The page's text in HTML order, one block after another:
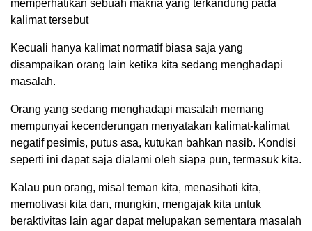
memperhatikan sebuah makna yang terkandung pada
kalimat tersebut
Kecuali hanya kalimat normatif biasa saja yang
disampaikan orang lain ketika kita sedang menghadapi
masalah.
Orang yang sedang menghadapi masalah memang
mempunyai kecenderungan menyatakan kalimat-kalimat
negatif pesimis, putus asa, kutukan bahkan nasib. Kondisi
seperti ini dapat saja dialami oleh siapa pun, termasuk kita.
Kalau pun orang, misal teman kita, menasihati kita,
memotivasi kita dan, mungkin, mengajak kita untuk
beraktivitas lain agar dapat melupakan sementara masalah